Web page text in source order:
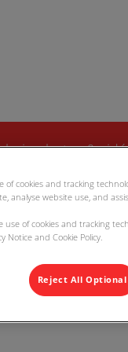
photos &
du
of cookies and tracking
analyse website use, and
use of cookies and tracking
Notice and Cookie Policy.
Reject All Optional